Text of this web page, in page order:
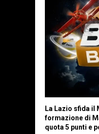
La Lazio sfida il
formazione di
quota 5 punti e